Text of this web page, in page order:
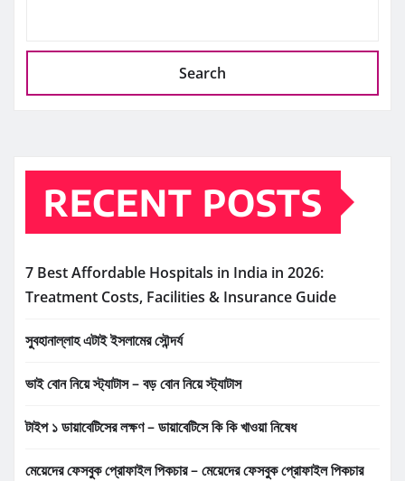
Search
RECENT POSTS
7 Best Affordable Hospitals in India in 2026:
Treatment Costs, Facilities & Insurance Guide
সুবহানাল্লাহ এটাই ইসলামের সৌন্দর্য
ভাই বোন নিয়ে স্ট্যাটাস – বড় বোন নিয়ে স্ট্যাটাস
টাইপ ১ ডায়াবেটিসের লক্ষণ – ডায়াবেটিসে কি কি খাওয়া নিষেধ
মেয়েদের ফেসবুক প্রোফাইল পিকচার – মেয়েদের ফেসবুক প্রোফাইল পিকচার